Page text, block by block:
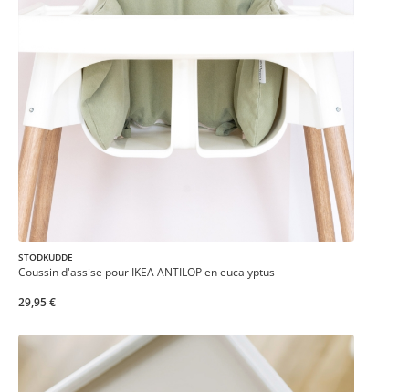
STÖDKUDDE
Coussin d'assise pour IKEA ANTILOP en eucalyptus
29,95 €